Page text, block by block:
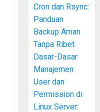
Cron dan Rsync:
Panduan
Backup Aman
Tanpa Ribet
Dasar-Dasar
Manajemen
User dan
Permission di
Linux Server: